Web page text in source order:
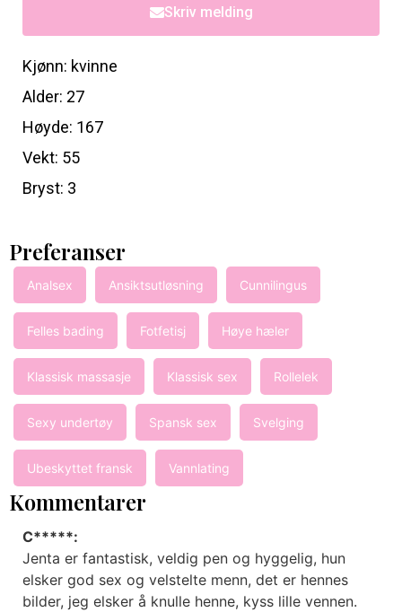
Skriv melding
Kjønn: kvinne
Alder: 27
Høyde: 167
Vekt: 55
Bryst: 3
Preferanser
Analsex Ansiktsutløsning Cunnilingus
Felles bading Fotfetisj Høye hæler
Klassisk massasje Klassisk sex Rollelek
Sexy undertøy Spansk sex Svelging
Ubeskyttet fransk Vannlating
Kommentarer
C*****:
Jenta er fantastisk, veldig pen og hyggelig, hun
elsker god sex og velstelte menn, det er hennes
bilder, jeg elsker å knulle henne, kyss lille vennen.